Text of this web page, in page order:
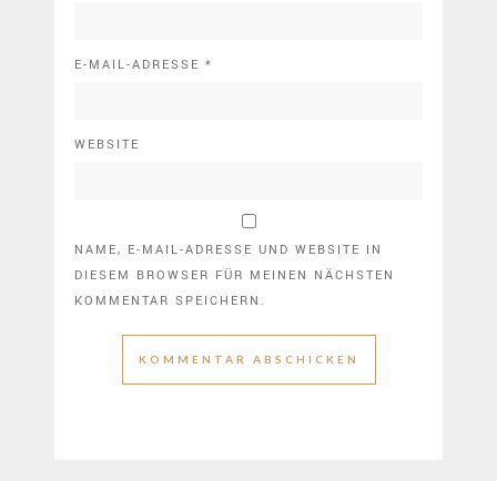
E-MAIL-ADRESSE *
WEBSITE
NAME, E-MAIL-ADRESSE UND WEBSITE IN
DIESEM BROWSER FÜR MEINEN NÄCHSTEN
KOMMENTAR SPEICHERN.